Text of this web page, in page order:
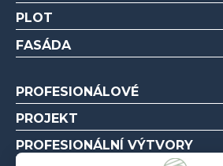
PLOT
FASÁDA
PROFESIONÁLOVÉ
PROJEKT
PROFESIONÁLNÍ VÝTVORY